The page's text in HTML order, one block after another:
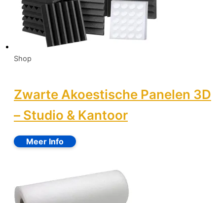
Shop
Zwarte Akoestische Panelen 3D
– Studio & Kantoor